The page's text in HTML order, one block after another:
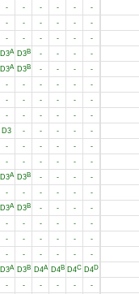
- - - - - -
- - - - - -
- - - - - -
D3A D3B - - - -
D3A D3B - - - -
- - - - - -
- - - - - -
- - - - - -
D3 - - - - -
- - - - - -
- - - - - -
D3A D3B - - - -
- - - - - -
D3A D3B - - - -
- - - - - -
- - - - - -
- - - - - -
D3A D3B D4A D4B D4C D4D
- - - - - -